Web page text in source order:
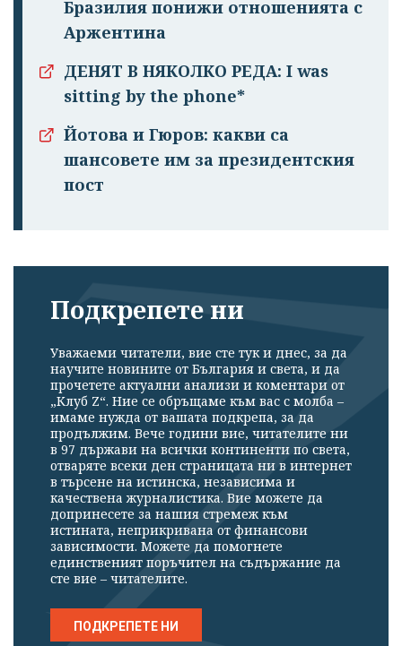
Бразилия понижи отношенията с
Аржентина
ДЕНЯТ В НЯКОЛКО РЕДА: I was
sitting by the phone*
Йотова и Гюров: какви са
шансовете им за президентския
пост
Подкрепете ни
Уважаеми читатели, вие сте тук и днес, за да
научите новините от България и света, и да
прочетете актуални анализи и коментари от
„Клуб Z“. Ние се обръщаме към вас с молба –
имаме нужда от вашата подкрепа, за да
продължим. Вече години вие, читателите ни
в 97 държави на всички континенти по света,
отваряте всеки ден страницата ни в интернет
в търсене на истинска, независима и
качествена журналистика. Вие можете да
допринесете за нашия стремеж към
истината, неприкривана от финансови
зависимости. Можете да помогнете
единственият поръчител на съдържание да
сте вие – читателите.
ПОДКРЕПЕТЕ НИ